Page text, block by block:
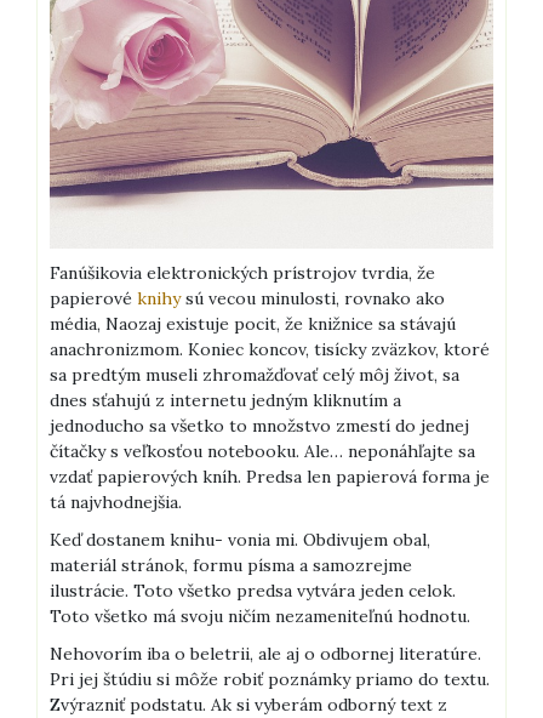
Fanúšikovia elektronických prístrojov tvrdia, že
papierové knihysú vecou minulosti, rovnako ako
média, Naozaj existuje pocit, že knižnice sa stávajú
anachronizmom. Koniec koncov, tisícky zväzkov, ktoré
sa predtým museli zhromažďovať celý môj život, sa
dnes sťahujú z internetu jedným kliknutím a
jednoducho sa všetko to množstvo zmestí do jednej
čítačky s veľkosťou notebooku. Ale… neponáhľajte sa
vzdať papierových kníh. Predsa len papierová forma je
tá najvhodnejšia.
Keď dostanem knihu- vonia mi. Obdivujem obal,
materiál stránok, formu písma a samozrejme
ilustrácie. Toto všetko predsa vytvára jeden celok.
Toto všetko má svoju ničím nezameniteľnú hodnotu.
Nehovorím iba o beletrii, ale aj o odbornej literatúre.
Pri jej štúdiu si môže robiť poznámky priamo do textu.
Zvýrazniť podstatu. Ak si vyberám odborný text z